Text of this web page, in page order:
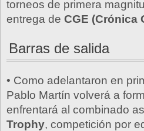
torneos de primera
entrega de CGE (Crónica
Barras de salida
• Como adelantaron en
Pablo Martín volverá a
enfrentará al combinado
Trophy, competición por